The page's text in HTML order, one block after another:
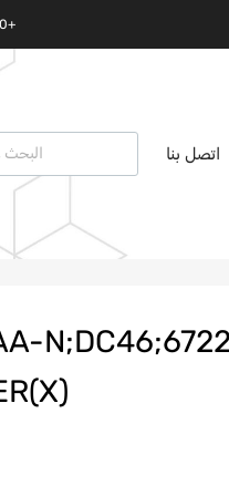
+90 332 249 49 01 | +90 532 685 32 42
اتصل بنا